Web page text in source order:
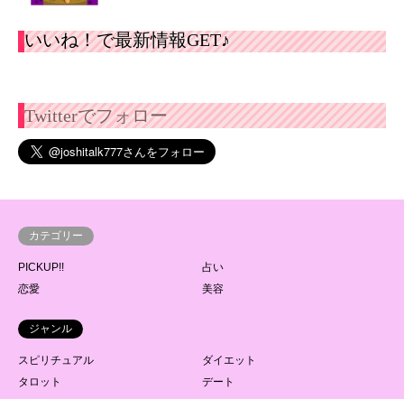
いいね！で最新情報GET♪
Twitterでフォロー
カテゴリー
PICKUP!!
占い
恋愛
美容
ジャンル
スピリチュアル
ダイエット
タロット
デート